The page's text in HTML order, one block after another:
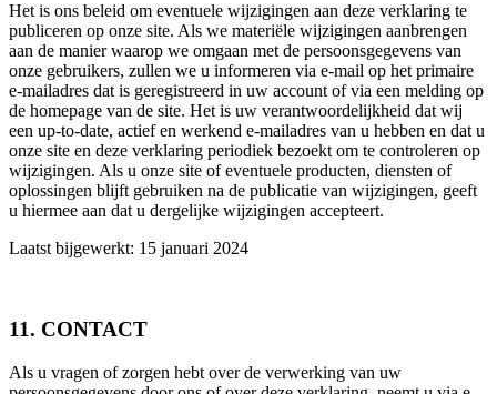
Het is ons beleid om eventuele wijzigingen aan deze verklaring te
publiceren op onze site. Als we materiële wijzigingen aanbrengen
aan de manier waarop we omgaan met de persoonsgegevens van
onze gebruikers, zullen we u informeren via e-mail op het primaire
e-mailadres dat is geregistreerd in uw account of via een melding op
de homepage van de site. Het is uw verantwoordelijkheid dat wij
een up-to-date, actief en werkend e-mailadres van u hebben en dat u
onze site en deze verklaring periodiek bezoekt om te controleren op
wijzigingen. Als u onze site of eventuele producten, diensten of
oplossingen blijft gebruiken na de publicatie van wijzigingen, geeft
u hiermee aan dat u dergelijke wijzigingen accepteert.
Laatst bijgewerkt: 15 januari 2024
11. CONTACT
Als u vragen of zorgen hebt over de verwerking van uw